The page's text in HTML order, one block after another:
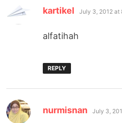
kartikel says:
July 3, 2012 at
alfatihah
REPLY
nurmisnan says:
July 3,